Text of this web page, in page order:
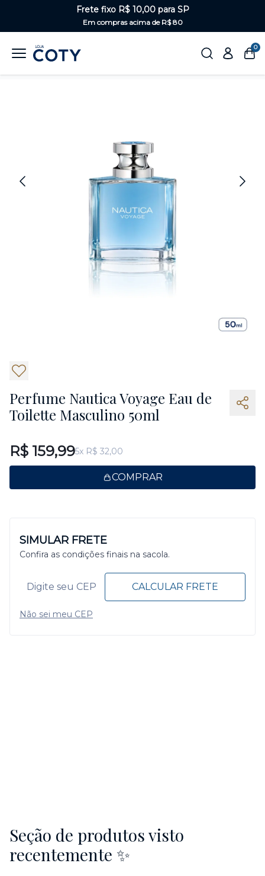
Frete fixo R$ 10,00 para SP
Em compras acima de R$ 80
0
Perfume Nautica Voyage Eau de
Toilette Masculino 50ml
R$ 159,995x R$ 32,00
COMPRAR
SIMULAR FRETE
Confira as condições finais na sacola.
CALCULAR FRETE
Não sei meu CEP
Seção de produtos visto
recentemente ✨